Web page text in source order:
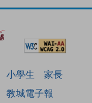
小學生
家長
教城電子報